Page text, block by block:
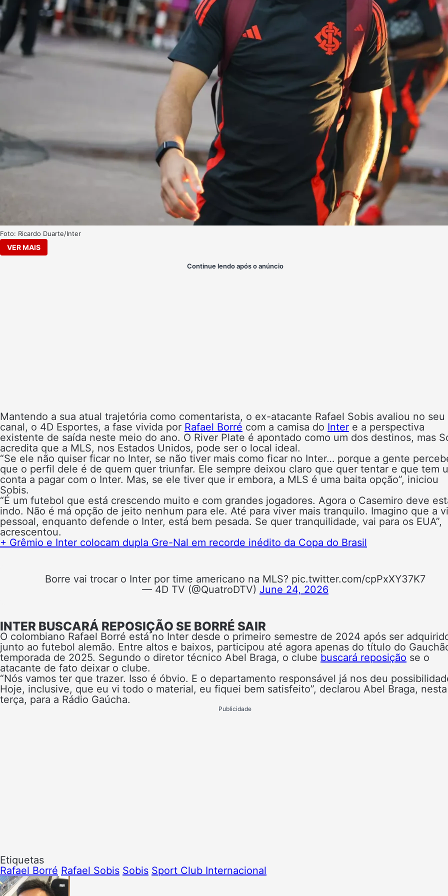
Foto: Ricardo Duarte/Inter
VER MAIS
Continue lendo após o anúncio
Mantendo a sua atual trajetória como comentarista, o ex-atacante Rafael Sobis avaliou no seu
canal, o 4D Esportes, a fase vivida por Rafael Borré com a camisa do Inter e a perspectiva
existente de saída neste meio do ano. O River Plate é apontado como um dos destinos, mas
acredita que a MLS, nos Estados Unidos, pode ser o local ideal.
“Se ele não quiser ficar no Inter, se não tiver mais como ficar no Inter… porque a gente
que o perfil dele é de quem quer triunfar. Ele sempre deixou claro que quer tentar e que tem
conta a pagar com o Inter. Mas, se ele tiver que ir embora, a MLS é uma baita opção”, iniciou
Sobis.
“É um futebol que está crescendo muito e com grandes jogadores. Agora o Casemiro deve
indo. Não é má opção de jeito nenhum para ele. Até para viver mais tranquilo. Imagino que a
pessoal, enquanto defende o Inter, está bem pesada. Se quer tranquilidade, vai para os EUA”,
acrescentou.
+ Grêmio e Inter colocam dupla Gre-Nal em recorde inédito da Copa do Brasil
Borre vai trocar o Inter por time americano na MLS? pic.twitter.com/cpPxXY37K7
— 4D TV (@QuatroDTV) June 24, 2026
INTER BUSCARÁ REPOSIÇÃO SE BORRÉ SAIR
O colombiano Rafael Borré está no Inter desde o primeiro semestre de 2024 após ser
junto ao futebol alemão. Entre altos e baixos, participou até agora apenas do título do
temporada de 2025. Segundo o diretor técnico Abel Braga, o clube buscará reposição se o
atacante de fato deixar o clube.
“Nós vamos ter que trazer. Isso é óbvio. E o departamento responsável já nos deu
Hoje, inclusive, que eu vi todo o material, eu fiquei bem satisfeito”, declarou Abel Braga, nesta
terça, para a Rádio Gaúcha.
Publicidade
Etiquetas
Rafael Borré Rafael Sobis Sobis Sport Club Internacional